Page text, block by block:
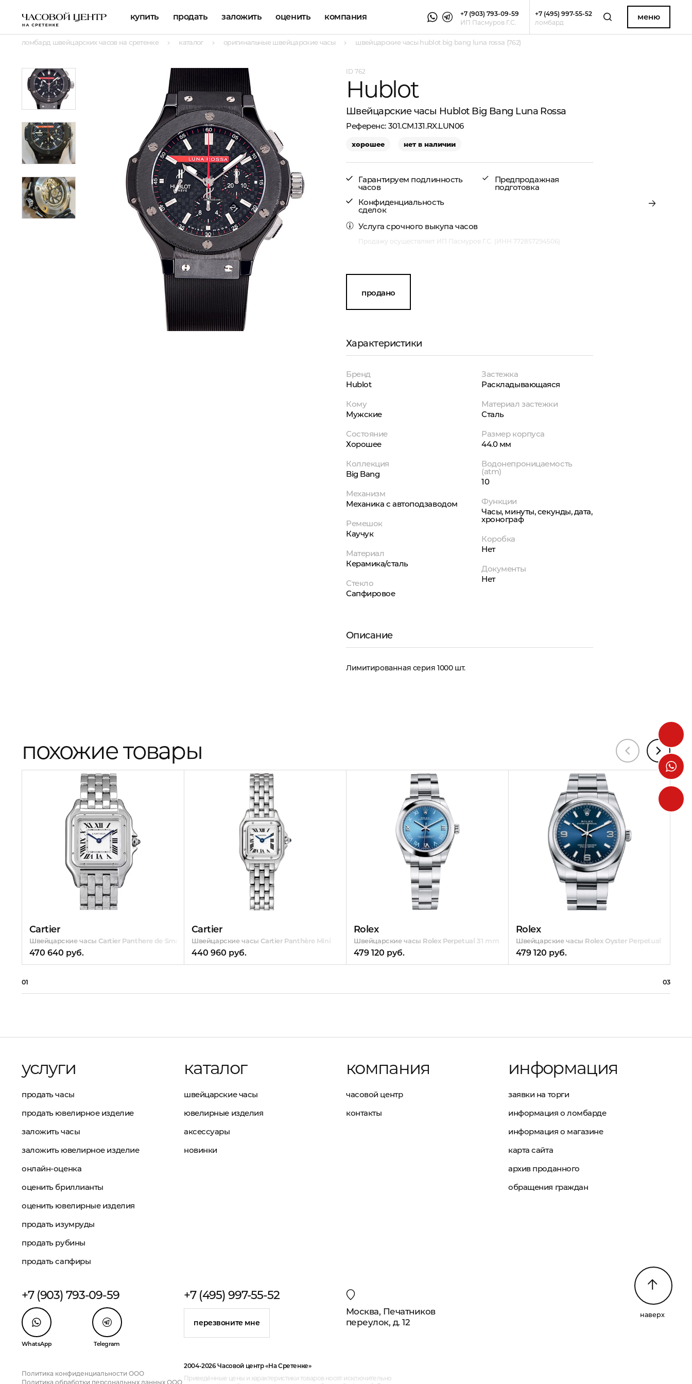
купить продать заложить оценить компания
+7 (903) 793-09-59
ИП Пасмуров Г.С.
+7 (495) 997-55-52
ломбард
меню
ломбард швейцарских часов на сретенке каталог оригинальные швейцарские часы швейцарские часы hublot big bang luna rossa (762)
762
Hublot
Швейцарские часы Hublot Big Bang Luna Rossa
301.CM.131.RX.LUN06
хорошее нет в наличии
Гарантируем подлинность
часов
Конфиденциальность
сделок
Предпродажная
подготовка
Услугасрочного выкупа часов
Продажу осуществляет ИП Пасмуров Г.С. (ИНН 772857294506)
продано
Характеристики
Бренд
Hublot
Кому
Мужские
Состояние
Хорошее
Коллекция
Big Bang
Механизм
Механика с автоподзаводом
Ремешок
Каучук
Материал
Керамика/сталь
Стекло
Сапфировое
Застежка
Раскладывающаяся
Материал застежки
Сталь
Размер корпуса
44.0 мм
Водонепроницаемость
(atm)
10
Функции
Часы, минуты, секунды, дата,
хронограф
Коробка
Нет
Документы
Нет
Описание
Лимитированная серия 1000 шт.
похожие товары
Cartier
Швейцарские часы Cartier Panthere de Small
470 640 руб.
Cartier
Швейцарские часы Cartier Panthère Mini
440 960 руб.
Rolex
Швейцарские часы Rolex Perpetual 31 mm Steel
479 120 руб.
Rolex
Швейцарские часы Rolex Oyster Perpetual
479 120 руб.
01 03
услуги
продать часы
продать ювелирное изделие
заложить часы
заложить ювелирное изделие
онлайн-оценка
оценить бриллианты
оценить ювелирные изделия
продать изумруды
продать рубины
продать сапфиры
каталог
швейцарские часы
ювелирные изделия
аксессуары
новинки
компания
часовой центр
контакты
информация
заявки на торги
информация о ломбарде
информация о магазине
карта сайта
архив проданного
обращения граждан
+7 (903) 793-09-59
WhatsApp Telegram
+7 (495) 997-55-52
перезвоните мне
Москва, Печатников
переулок, д. 12
наверх
Политика конфиденциальности ООО
Политика обработки персональных данных ООО
2004-2026 Часовой центр «На Сретенке»
Приведённые цены и характеристики товаров носят исключительно